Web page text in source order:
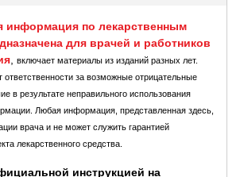
информация по лекарственным
для врачей и работников
включает материалы из изданий разных лет.
ответственности за возможные отрицательные
в результате неправильного использования
Любая информация, представленная здесь,
врача и не может служить гарантией
лекарственного средства.
инструкцией на